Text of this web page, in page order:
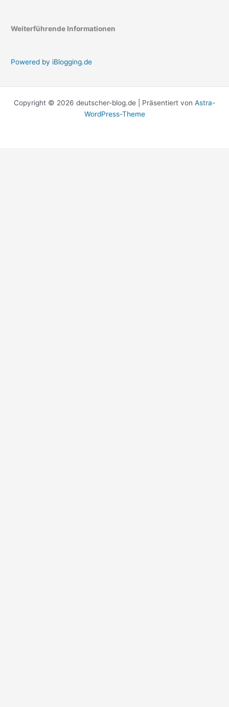
Weiterführende Informationen
Powered by iBlogging.de
Copyright © 2026 deutscher-blog.de | Präsentiert von Astra-
WordPress-Theme